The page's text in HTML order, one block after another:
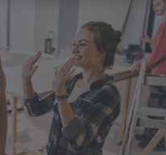
von der allkauf haus
zwecks